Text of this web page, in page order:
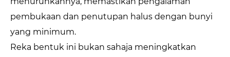
pembukaan dan penutupan halus dengan bunyi
yang minimum.
Reka bentuk ini bukan sahaja meningkatkan